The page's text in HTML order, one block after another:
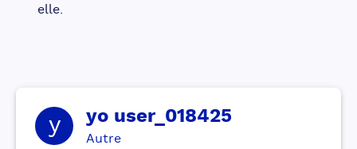
elle.
y yo user_018425
Autre